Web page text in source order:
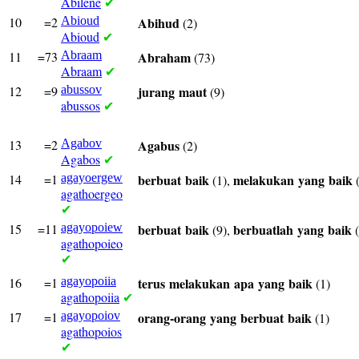
✔
10 =2 Abioud
Abioud ✔
Abihud(2)
11 =73 Abraam
Abraam ✔
Abraham(73)
12 =9 abussov
abussos ✔
jurang maut(9)
13
=2 Agabov
Agabos ✔
Agabus(2)
14 =1 agayoergew
agathoergeo
✔
berbuat baik(1), melakukan yang baik
15 =11 agayopoiew
agathopoieo
✔
berbuat baik(9), berbuatlah yang baik
16
=1 agayopoiia
agathopoiia ✔
terus melakukan apa yang baik(1)
17 =1 agayopoiov
agathopoios
✔
orang-orang yang berbuat baik(1)